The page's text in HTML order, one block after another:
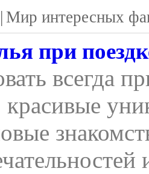
Мир интересных
при
всегда
красивые